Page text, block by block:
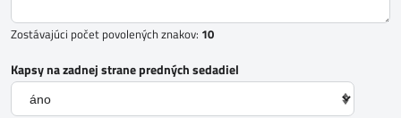
Zostávajúci počet povolených znakov: 10
Kapsy na zadnej strane predných sedadiel